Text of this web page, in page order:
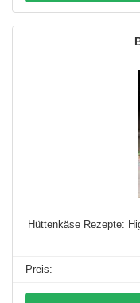
Hüttenkäse Rezepte: